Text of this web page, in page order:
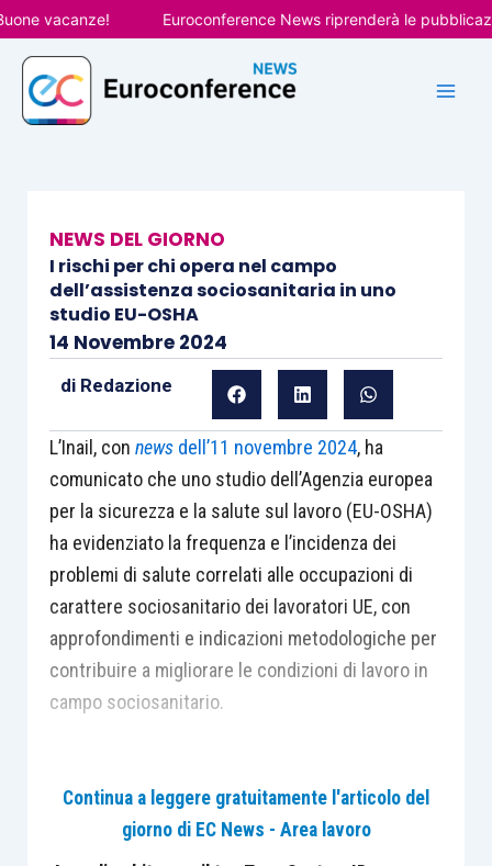
Vai
al
contenuto
vacanze! Euroconference News riprenderà le
NEWS DEL GIORNO
I rischi per chi opera nel campo
dell’assistenza sociosanitaria in uno
studio EU-OSHA
14 Novembre 2024
di Redazione
L’Inail, con newsdell’11 novembre 2024, ha
comunicato che uno studio dell’Agenzia europea
per la sicurezza e la salute sul lavoro (EU-OSHA)
ha evidenziato la frequenza e l’incidenza dei
problemi di salute correlati alle occupazioni di
carattere sociosanitario dei lavoratori UE, con
approfondimenti e indicazioni metodologiche per
contribuire a migliorare le condizioni di lavoro in
campo sociosanitario.
lavoratrici: poiché la forza lavoro del settore
sociosanitario è prevalentemente femminile,
Continua a leggere gratuitamente l'articolo del
giorno di EC News - Area lavoro